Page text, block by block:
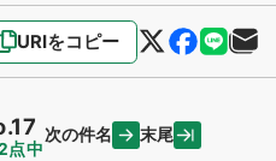
URIをコピー
点中
次の件名 末尾